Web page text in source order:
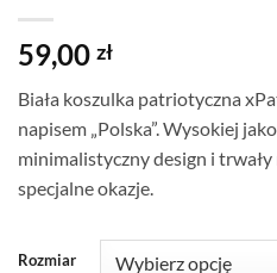
59,00 zł
Biała koszulka patriotyczna
napisem „Polska”. Wysokiej
minimalistyczny design i
specjalne okazje.
Rozmiar